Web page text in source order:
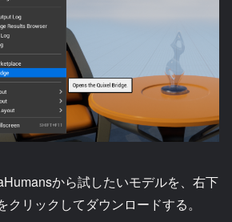
から試したいモデルを、右下
リックしてダウンロードする。